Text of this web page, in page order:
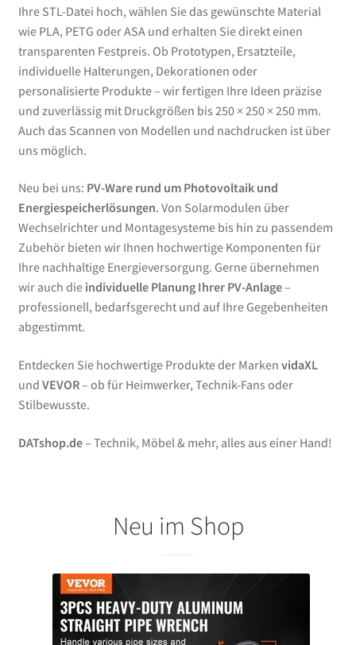
Ihre STL-Datei hoch, wählen Sie das gewünschte Material
wie PLA, PETG oder ASA und erhalten Sie direkt einen
transparenten Festpreis. Ob Prototypen, Ersatzteile,
individuelle Halterungen, Dekorationen oder
personalisierte Produkte – wir fertigen Ihre Ideen präzise
und zuverlässig mit Druckgrößen bis 250 × 250 × 250 mm.
Auch das Scannen von Modellen und nachdrucken ist über
uns möglich.
Neu bei uns: PV-Ware rund um Photovoltaik und
Energiespeicherlösungen. Von Solarmodulen über
Wechselrichter und Montagesysteme bis hin zu passendem
Zubehör bieten wir Ihnen hochwertige Komponenten für
Ihre nachhaltige Energieversorgung. Gerne übernehmen
wir auch die individuelle Planung Ihrer PV-Anlage–
professionell, bedarfsgerecht und auf Ihre Gegebenheiten
abgestimmt.
Entdecken Sie hochwertige Produkte der Marken vidaXL
und VEVOR– ob für Heimwerker, Technik-Fans oder
Stilbewusste.
DATshop.de– Technik, Möbel & mehr, alles aus einer Hand!
Neu im Shop